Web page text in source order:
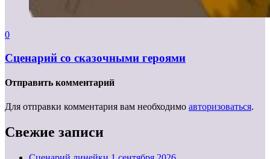
0
Сценарий со сказочными героями
Отправить комментарий
Для отправки комментария вам необходимо авторизоваться.
Свежие записи